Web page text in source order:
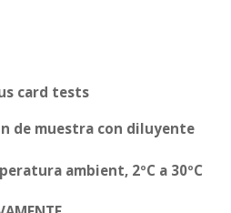
card tests
de muestra con diluyente
ambient, 2ºC a 30ºC